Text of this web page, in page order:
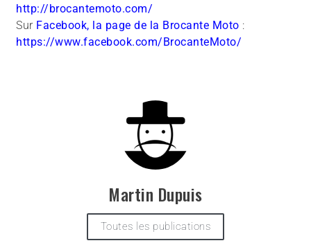
http://brocantemoto.com/
SurFacebook, la page de la Brocante Moto :
https://www.facebook.com/BrocanteMoto/
Martin Dupuis
Toutes les publications